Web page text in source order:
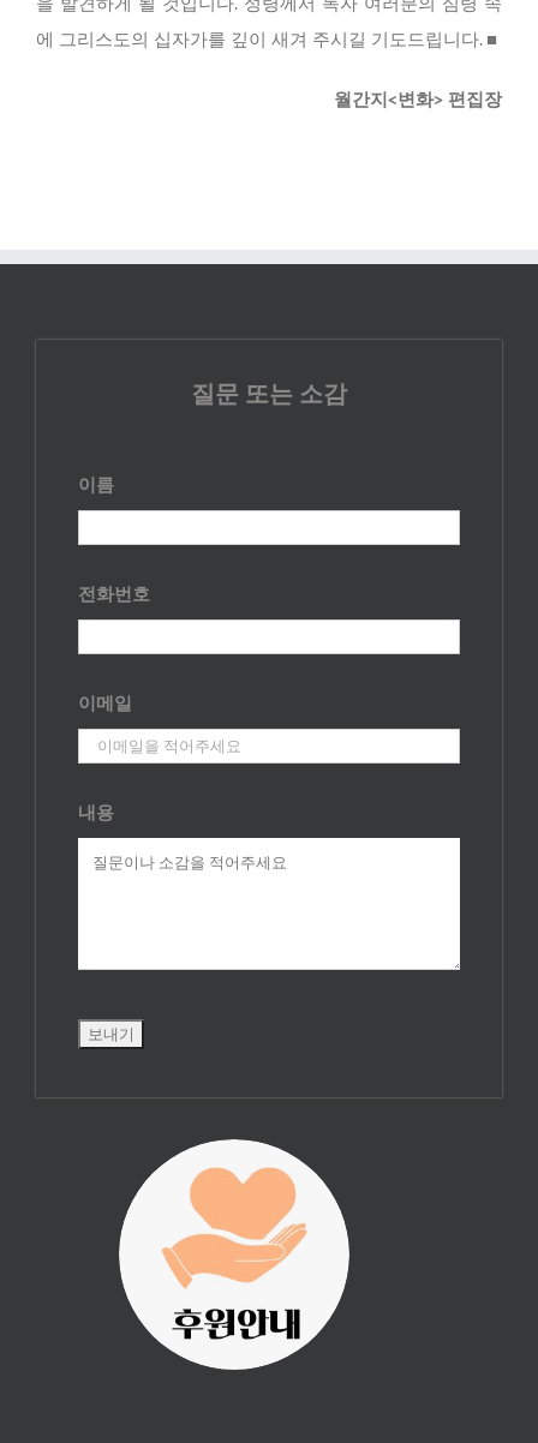
에 그리스도의 십자가를 깊이 새겨 주시길 기도드립니다. ■
월간지<변화> 편집장
질문 또는 소감
이름
전화번호
이메일
내용
진리횃불 사역은
여러분의 후원으
로 이루어집니다.